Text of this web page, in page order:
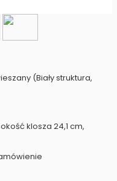
(Biały struktura,
klosza 24,1 cm,